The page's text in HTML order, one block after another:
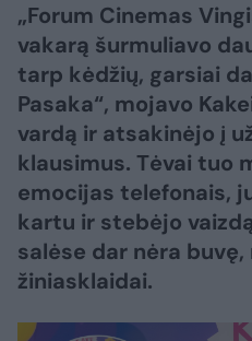
„Forum Cinemas
vakarą šurmuliavo
tarp kėdžių, garsiai
Pasaka“, mojavo
vardą ir atsakinėjo į
klausimus. Tėvai tuo
emocijas telefonais,
kartu ir stebėjo
salėse dar nėra
žiniasklaidai.